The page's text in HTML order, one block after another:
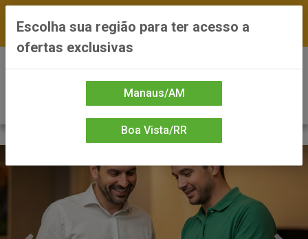
*Preços exclusivos do site — Entrega em até 24h
Escolha sua região para ter acesso a
ofertas exclusivas
Manaus/AM
Boa Vista/RR